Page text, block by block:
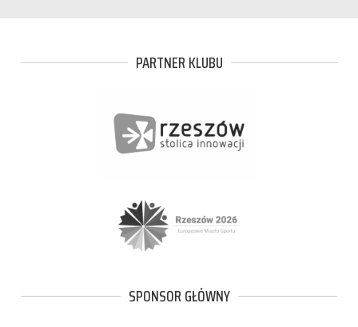
PARTNER KLUBU
SPONSOR GŁÓWNY